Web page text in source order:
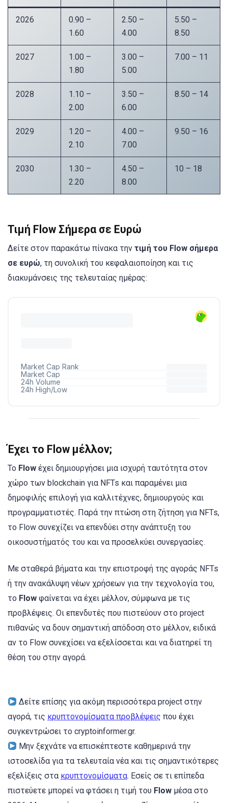
2026
0.90 –
1.60
2.50 –
4.00
5.50 –
8.50
2027
1.00 –
1.80
3.00 –
5.00
7.00 – 11
2028
1.10 –
2.00
3.50 –
6.00
8.50 – 14
2029
1.20 –
2.10
4.00 –
7.00
9.50 – 16
2030
1.30 –
2.20
4.50 –
8.00
10 – 18
Τιμή Flow Σήμερα σε Ευρώ
Δείτε στον παρακάτω πίνακα την τιμή του Flow σήμερα
σε ευρώ, τη συνολική του κεφαλαιοποίηση και τις
διακυμάνσεις της τελευταίας ημέρας:
Έχει το Flow μέλλον;
Το Flow έχει δημιουργήσει μια ισχυρή ταυτότητα στον
χώρο των blockchain για NFTs και παραμένει μια
δημοφιλής επιλογή για καλλιτέχνες, δημιουργούς και
προγραμματιστές. Παρά την πτώση στη ζήτηση για NFTs,
το Flow συνεχίζει να επενδύει στην ανάπτυξη του
οικοσυστήματός του και να προσελκύει συνεργασίες.
Με σταθερά βήματα και την επιστροφή της αγοράς NFTs
ή την ανακάλυψη νέων χρήσεων για την τεχνολογία του,
το Flow φαίνεται να έχει μέλλον, σύμφωνα με τις
προβλέψεις. Οι επενδυτές που πιστεύουν στο project
πιθανώς να δουν σημαντική απόδοση στο μέλλον, ειδικά
αν το Flow συνεχίσει να εξελίσσεται και να διατηρεί τη
θέση του στην αγορά.
Δείτε επίσης για ακόμη περισσότερα project στην
αγορά, τις κρυπτονομίσματα προβλέψεις που έχει
συγκεντρώσει το cryptoinformer.gr.
Μην ξεχνάτε να επισκέπτεστε καθημερινά την
ιστοσελίδα για τα τελευταία νέα και τις σημαντικότερες
εξελίξεις στα κρυπτονομίσματα. Εσείς σε τι επίπεδα
πιστεύετε μπορεί να φτάσει η τιμή του Flow μέσα στο